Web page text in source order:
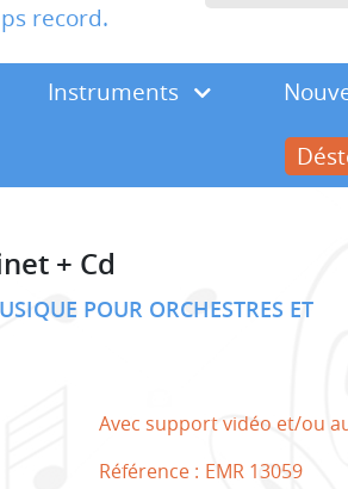
record.
Instruments
+ Cd
POUR ORCHESTRES ET
Avec support vidéo et/ou
Référence : EMR 13059